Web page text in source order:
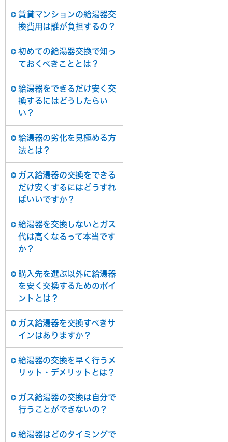
賃貸マンションの給湯器交
換費用は誰が負担するの？
初めての給湯器交換で知っ
ておくべきこととは？
給湯器をできるだけ安く交
換するにはどうしたらい
い？
給湯器の劣化を見極める方
法とは？
ガス給湯器の交換をできる
だけ安くするにはどうすれ
ばいいですか？
給湯器を交換しないとガス
代は高くなるって本当です
か？
購入先を選ぶ以外に給湯器
を安く交換するためのポイ
ントとは？
ガス給湯器を交換すべきサ
インはありますか？
給湯器の交換を早く行うメ
リット・デメリットとは？
ガス給湯器の交換は自分で
行うことができないの？
給湯器はどのタイミングで